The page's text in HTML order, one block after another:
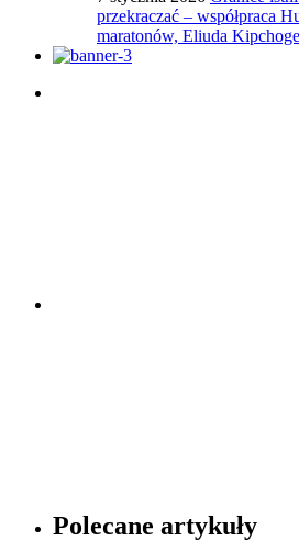
przekraczać – współpraca
maratonów, Eliuda Kipchoge
Polecane artykuły